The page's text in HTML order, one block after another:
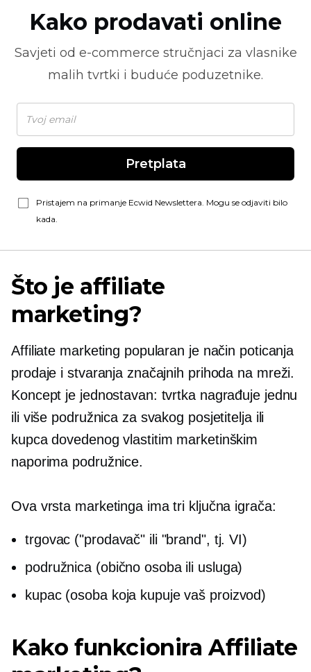
Kako prodavati online
Savjeti od e-commerce stručnjaci za vlasnike
malih tvrtki i buduće poduzetnike.
Pretplata
Pristajem na primanje Ecwid Newslettera. Mogu se odjaviti bilo
kada.
Što je affiliate
marketing?
Affiliate marketing popularan je način poticanja
prodaje i stvaranja značajnih prihoda na mreži.
Koncept je jednostavan: tvrtka nagrađuje jednu
ili više podružnica za svakog posjetitelja ili
kupca dovedenog vlastitim marketinškim
naporima podružnice.
Ova vrsta marketinga ima tri ključna igrača:
trgovac ("prodavač" ili "brand", tj. VI)
podružnica (obično osoba ili usluga)
kupac (osoba koja kupuje vaš proizvod)
Kako funkcionira Affiliate